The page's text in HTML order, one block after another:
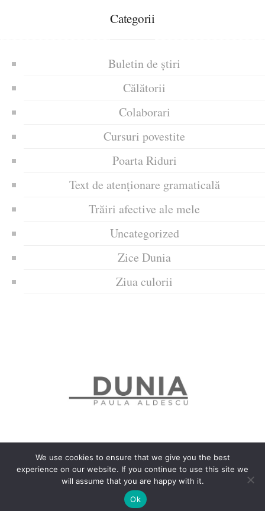
Categorii
Buletin de știri
Călătorii
Colaborari
Cursuri povestite
Poarta Riduri
Text de atenționare gramaticală
Trăiri afective ale mele
Uncategorized
Zice Dunia
Ziua culorii
Politica de confidențialitate
Politică privind fișierele cookies
Copyrights © 2018 Dunia
We use cookies to ensure that we give you the best
experience on our website. If you continue to use this site we
will assume that you are happy with it.
Ok